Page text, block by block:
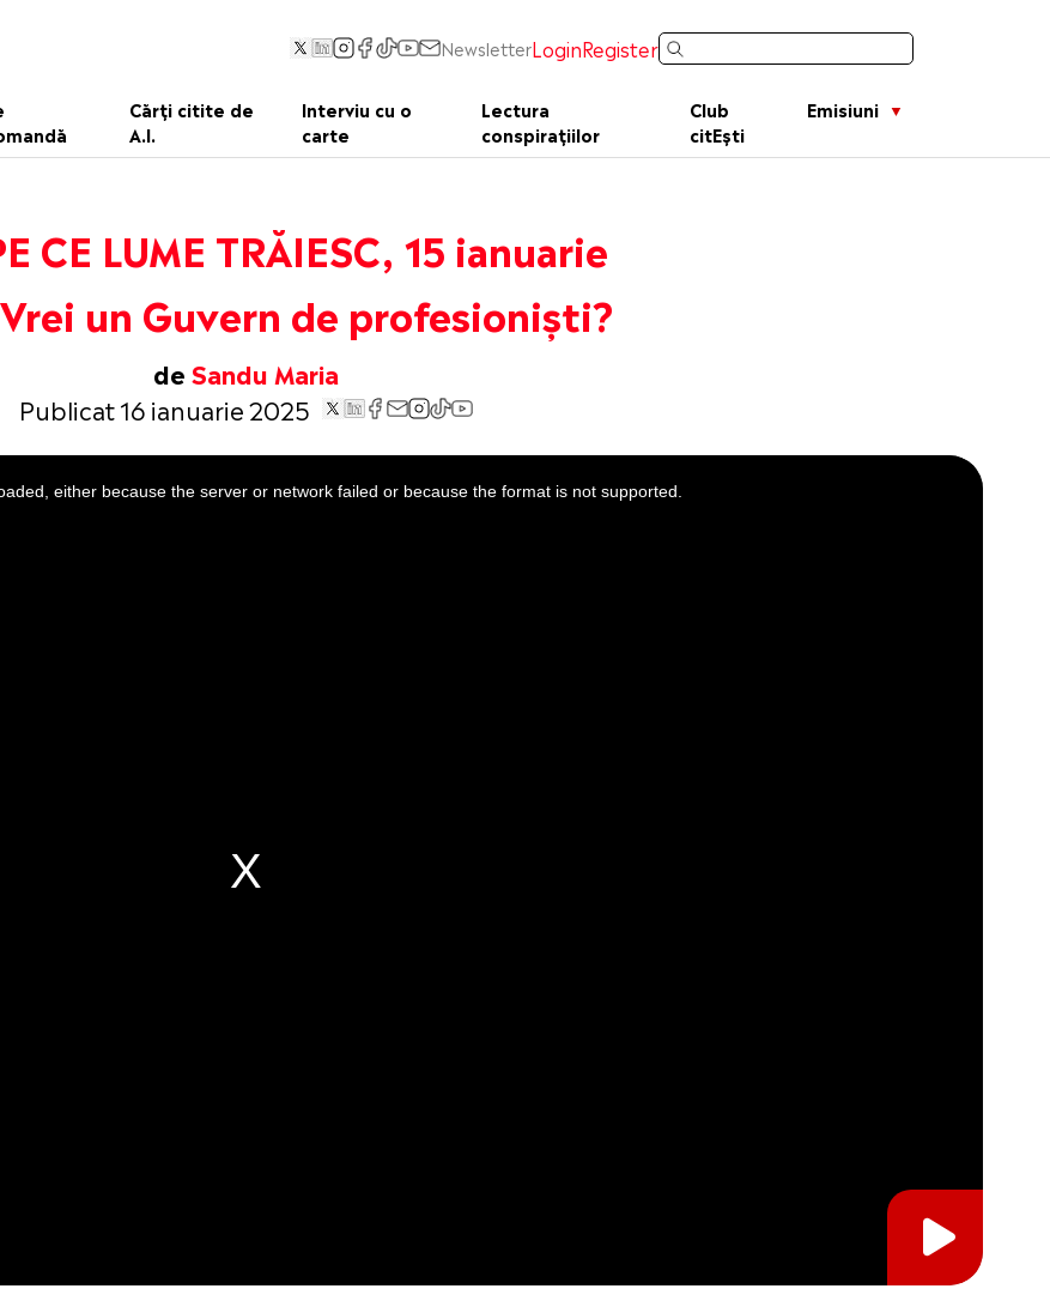
NewsletterLoginRegister
Cărți citite de
A.I.
Interviu cu o
carte
Lectura
conspirațiilor
Club
citEști
Emisiuni
CE LUME TRĂIESC, 15 ianuarie
un Guvern de profesioniști?
de Sandu Maria
Publicat 16 ianuarie 2025
either because the server or network failed or because the format is not supported.